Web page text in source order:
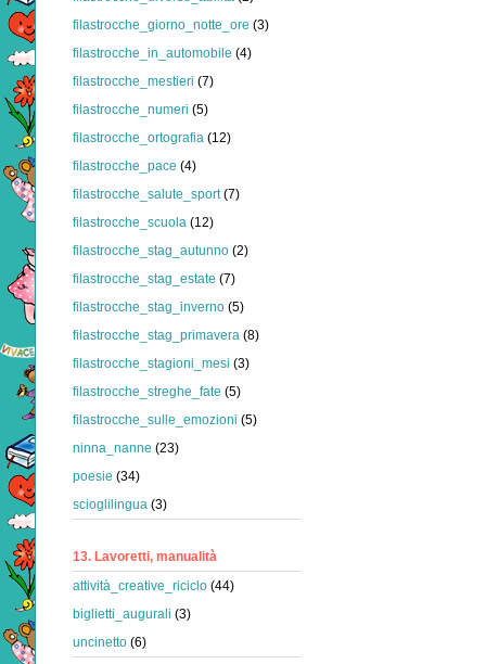
filastrocche_giorno_notte_ore (3)
filastrocche_in_automobile (4)
filastrocche_mestieri (7)
filastrocche_numeri (5)
filastrocche_ortografia (12)
filastrocche_pace (4)
filastrocche_salute_sport (7)
filastrocche_scuola (12)
filastrocche_stag_autunno (2)
filastrocche_stag_estate (7)
filastrocche_stag_inverno (5)
filastrocche_stag_primavera (8)
filastrocche_stagioni_mesi (3)
filastrocche_streghe_fate (5)
filastrocche_sulle_emozioni (5)
ninna_nanne (23)
poesie (34)
scioglilingua (3)
13. Lavoretti, manualità
attività_creative_riciclo (44)
biglietti_augurali (3)
uncinetto (6)